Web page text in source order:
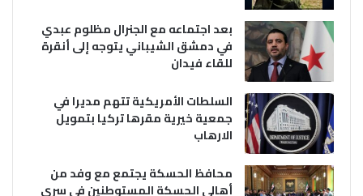
بعد اجتماعه مع الجنرال مظلوم عبدي
في دمشق الشيباني يتوجه إلى أنقرة
للقاء فيدان
السلطات الأمريكية تتهم مديرا في
جمعية خيرية مقرها تركيا بتمويل
الارهاب
محافظ الحسكة يجتمع مع وفد من
أهالي الحسكة المستوطنين في سري